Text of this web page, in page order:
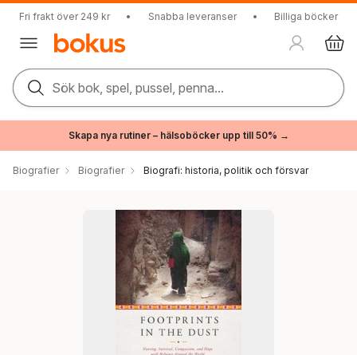
Fri frakt över 249 kr • Snabba leveranser • Billiga böcker
Sök bok, spel, pussel, penna...
Skapa nya rutiner – hälsoböcker upp till 50% →
Biografier Biografier Biografi: historia, politik och försvar